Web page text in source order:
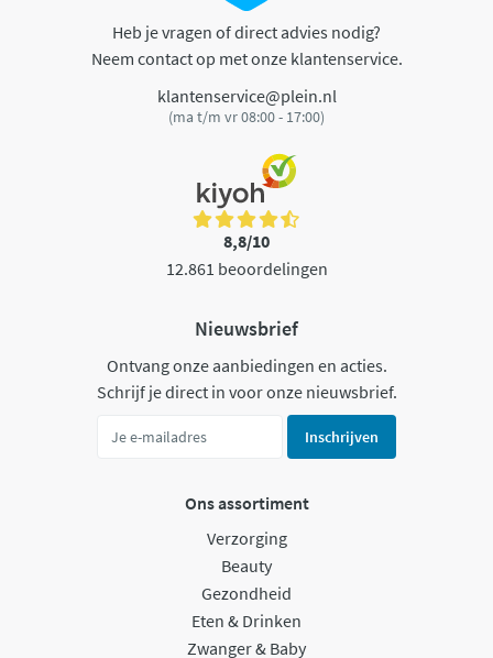
Heb je vragen of direct advies nodig?
Neem contact op met onze klantenservice.
klantenservice@plein.nl
(ma t/m vr 08:00 - 17:00)
8,8/10
12.861 beoordelingen
Nieuwsbrief
Ontvang onze aanbiedingen en acties.
Schrijf je direct in voor onze nieuwsbrief.
Inschrijven
Ons assortiment
Verzorging
Beauty
Gezondheid
Eten & Drinken
Zwanger & Baby